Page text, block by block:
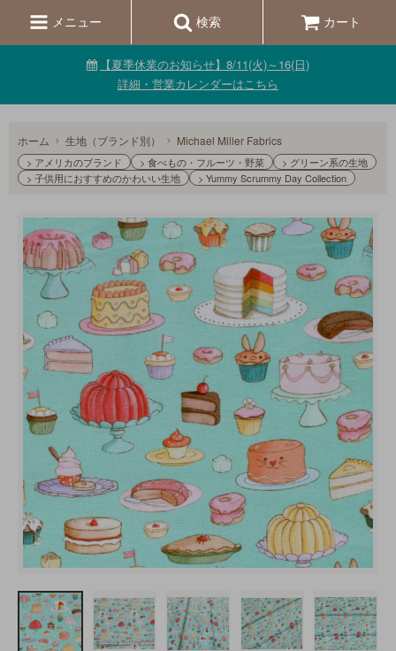
メニュー 検索 カート
【夏季休業のお知らせ】8/11(火)～16(日)
詳細・営業カレンダーはこちら
ホーム 生地（ブランド別） Michael Miller Fabrics
> アメリカのブランド > 食べもの・フルーツ・野菜
> グリーン系の生地
> 子供用におすすめのかわいい生地
> Yummy Scrummy Day Collection